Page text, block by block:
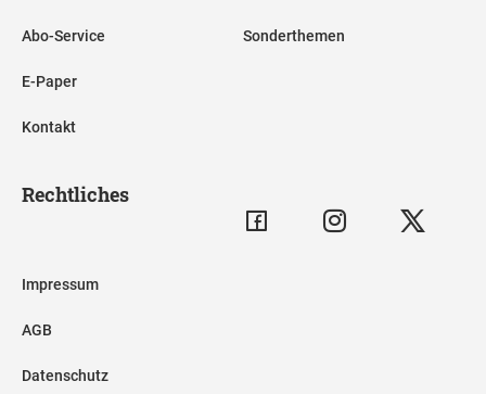
Abo-Service
E-Paper
Kontakt
Sonderthemen
Rechtliches
Impressum
AGB
Datenschutz